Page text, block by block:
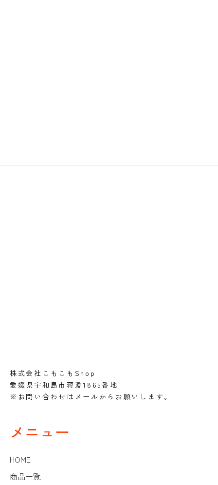
株式会社こもこもShop
愛媛県宇和島市蒋淵1865番地
※お問い合わせはメールからお願いします。
メニュー
HOME
商品一覧